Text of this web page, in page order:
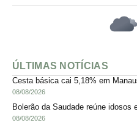
ÚLTIMAS NOTÍCIAS
Cesta básica cai 5,18% em
08/08/2026
Bolerão da Saudade reúne idosos
08/08/2026